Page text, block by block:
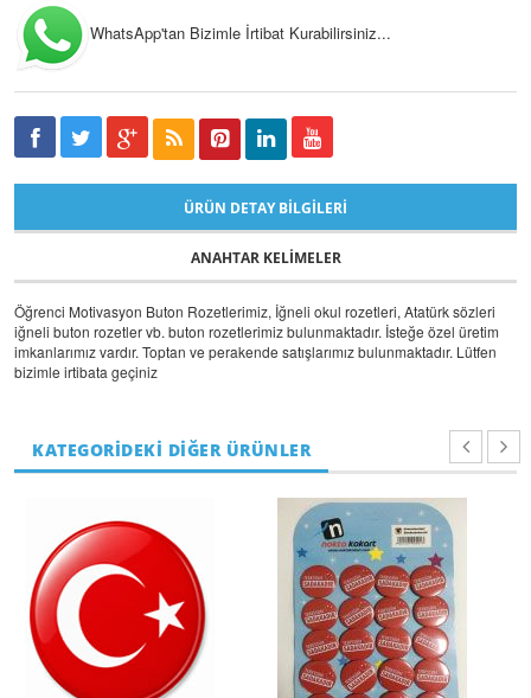
WhatsApp'tan Bizimle İrtibat Kurabilirsiniz...
ÜRÜN DETAY BILGILERI
ANAHTAR KELIMELER
Öğrenci Motivasyon Buton Rozetlerimiz, İğneli okul rozetleri, Atatürk sözleri
iğneli buton rozetler vb. buton rozetlerimiz bulunmaktadır. İsteğe özel üretim
imkanlarımız vardır. Toptan ve perakende satışlarımız bulunmaktadır. Lütfen
bizimle irtibata geçiniz
KATEGORİDEKİ DİĞER ÜRÜNLER